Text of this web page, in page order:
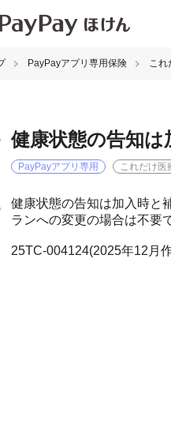
PayPayアプリ専用保険 これ
健康状態の告知
PayPayアプリ専用 これだけ医
健康状態の告知は加入時と
ランへの変更の場合は不要
25TC-004124(2025年12月